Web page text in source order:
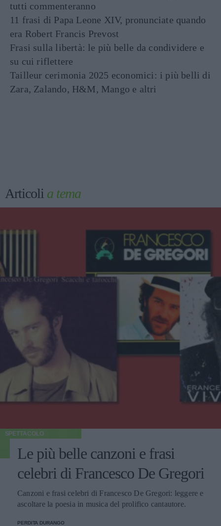
tutti commenteranno
11 frasi di Papa Leone XIV, pronunciate quando
era Robert Francis Prevost
Frasi sulla libertà: le più belle da condividere e
su cui riflettere
Tailleur cerimonia 2025 economici: i più belli di
Zara, Zalando, H&M, Mango e altri
Articoli a tema
SPETTACOLO
Le più belle canzoni e frasi
celebri di Francesco De Gregori
Canzoni e frasi celebri di Francesco De Gregori: leggere e
ascoltare la poesia in musica del prolifico cantautore.
PERDITA DURANGO